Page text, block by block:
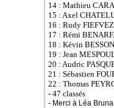
14 : Mathieu
15 : Axel
16 : Rudy FIEFVEZ
17 : Rémi
18 : Kévin BESSON
19 : Jean
20 : Audric
21 : Sébastien
22 : Thomas
- 47 classés
- Merci à Léa